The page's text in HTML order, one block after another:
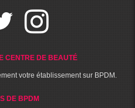
CENTRE DE BEAUTÉ
votre établissement sur BPDM.
DE BPDM